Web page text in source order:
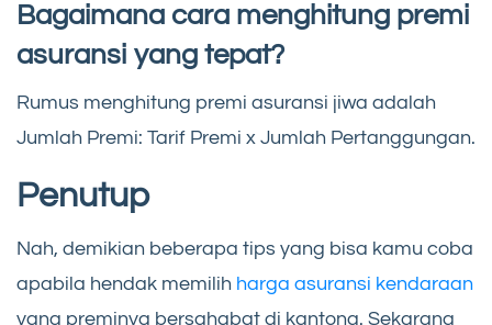
Bagaimana cara menghitung premi
asuransi yang tepat?
Rumus menghitung premi asuransi jiwa adalah
Jumlah Premi: Tarif Premi x Jumlah Pertanggungan.
Penutup
Nah, demikian beberapa tips yang bisa kamu coba
apabila hendak memilih harga asuransi kendaraan
yang preminya bersahabat di kantong. Sekarang